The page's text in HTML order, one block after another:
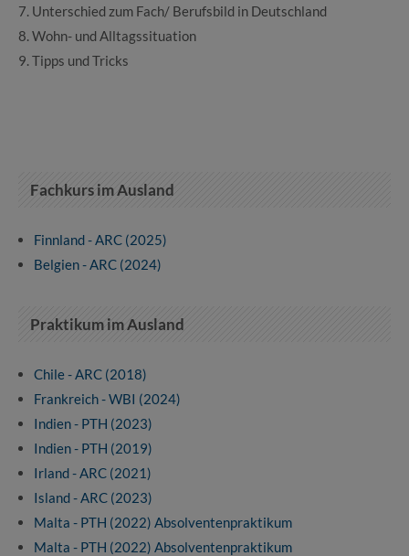
7. Unterschied zum Fach/ Berufsbild in Deutschland
8. Wohn- und Alltagssituation
9. Tipps und Tricks
Fachkurs im Ausland
Finnland - ARC (2025)
Belgien - ARC (2024)
Praktikum im Ausland
Chile - ARC (2018)
Frankreich - WBI (2024)
Indien - PTH (2023)
Indien - PTH (2019)
Irland - ARC (2021)
Island - ARC (2023)
Malta - PTH (2022) Absolventenpraktikum
Malta - PTH (2022) Absolventenpraktikum